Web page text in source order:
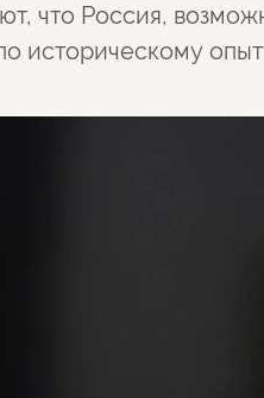
что Россия,
историческому